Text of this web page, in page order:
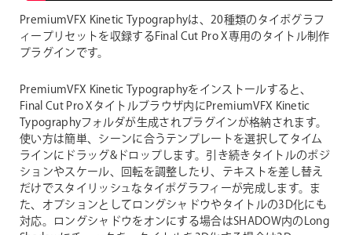
PremiumVFX Kinetic Typographyは、20種類のタイポグラフ
ィープリセットを収録するFinal Cut Pro X専用のタイトル制作
プラグインです。
PremiumVFX Kinetic Typographyをインストールすると、
Final Cut Pro Xタイトルブラウザ内にPremiumVFX Kinetic
Typographyフォルダが生成されプラグインが格納されます。
使い方は簡単、シーンに合うテンプレートを選択してタイム
ラインにドラッグ&ドロップします。引き続きタイトルのポジ
ションやスケール、回転を調整したり、テキストを差し替え
だけでスタイリッシュなタイポグラフィーが完成します。ま
た、オプションとしてロングシャドウやタイトルの3D化にも
対応。ロングシャドウをオンにする場合はSHADOW内のLong